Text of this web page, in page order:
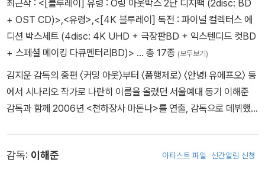
- 캐릭터, 배우를 통해 구현되다
3. 천하장사마돈나 촬영현장
4. 해설
- 공간 -음악 -시각효과 -씨름 결승전
- 관객과의 대화
최근작 : <[블루레이] 유령 : O링 아웃박스 2단 디지팩 (2disc: BD
+ OST CD)>,<유령>,<[4K 블루레이] 독전 : 파이널 컬렉터스 에
디션 박스세트 (4disc: 4K UHD + 극장판BD + 익스텐디드 컷BD
+ 스페셜 메이킹 다큐멘터리BD)> … 총 17종 (모두보기)
김지운 감독의 중편 〈커밍 아웃〉부터 〈품행제로〉 〈안녕! 유에프오〉 등
에서 시나리오 작가로 나란히 이름을 올렸던 서울예대 동기 이해준
감독과 함께 2006년 <천하장사 마돈나>를 연출, 감독으로 데뷔했
감독: 이해준 아티스트 파일 신간알림 신청